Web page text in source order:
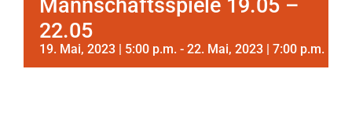
Mannschaftsspiele 19.05 –
22.05
19. Mai, 2023 | 5:00 p.m. - 22. Mai, 2023 | 7:00 p.m.